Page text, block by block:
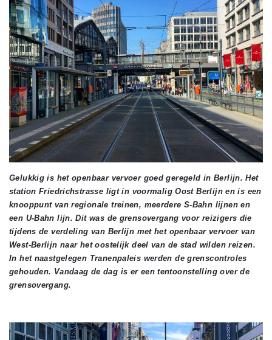
Gelukkig is het openbaar vervoer goed geregeld in Berlijn. Het
station Friedrichstrasse ligt in voormalig Oost Berlijn en is een
knooppunt van regionale treinen, meerdere S-Bahn lijnen en
een U-Bahn lijn. Dit was de grensovergang voor reizigers die
tijdens de verdeling van Berlijn met het openbaar vervoer van
West-Berlijn naar het oostelijk deel van de stad wilden reizen.
In het naastgelegen Tranenpaleis werden de grenscontroles
gehouden. Vandaag de dag is er een tentoonstelling over de
grensovergang.